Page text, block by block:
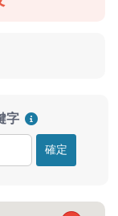
字